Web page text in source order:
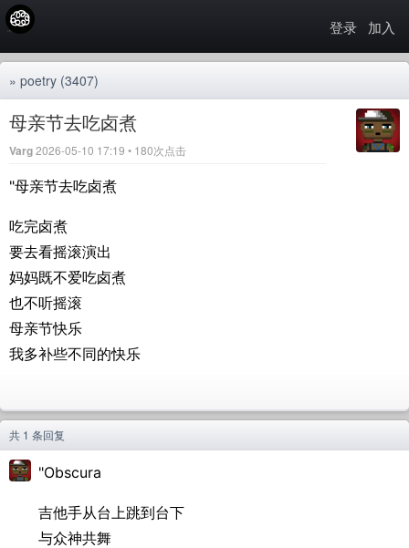
登录 加入
» poetry (3407)
母亲节去吃卤煮
Varg2026-05-10 17:19 • 180次点击
"母亲节去吃卤煮
吃完卤煮
要去看摇滚演出
妈妈既不爱吃卤煮
也不听摇滚
母亲节快乐
我多补些不同的快乐
共 1 条回复
"Obscura
吉他手从台上跳到台下
与众神共舞